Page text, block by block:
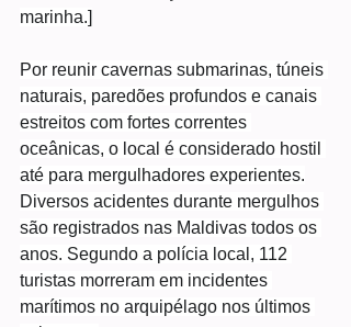
marinha.]
Por reunir cavernas submarinas, túneis
naturais, paredões profundos e canais
estreitos com fortes correntes
oceânicas, o local é considerado hostil
até para mergulhadores experientes.
Diversos acidentes durante mergulhos
são registrados nas Maldivas todos os
anos. Segundo a polícia local, 112
turistas morreram em incidentes
marítimos no arquipélago nos últimos